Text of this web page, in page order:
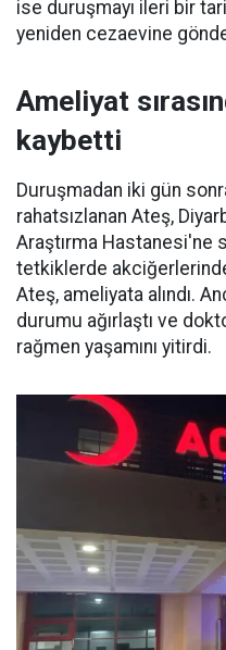
ise duruşmayı ileri bir
yeniden cezaevine
Ameliyat
kaybetti
Duruşmadan iki gün
rahatsızlanan Ateş,
Araştırma Hastanesi'ne
tetkiklerde
Ateş, ameliyata alındı.
durumu ağırlaştı ve
rağmen yaşamını yitirdi.